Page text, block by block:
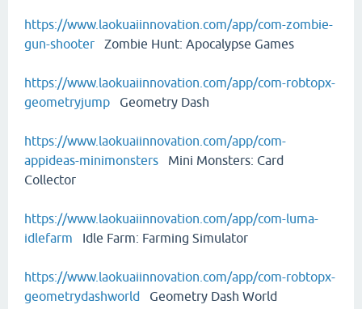
https://www.laokuaiinnovation.com/app/com-zombie-
gun-shooter Zombie Hunt: Apocalypse Games
https://www.laokuaiinnovation.com/app/com-robtopx-
geometryjump Geometry Dash
https://www.laokuaiinnovation.com/app/com-
appideas-minimonsters Mini Monsters: Card
Collector
https://www.laokuaiinnovation.com/app/com-luma-
idlefarm Idle Farm: Farming Simulator
https://www.laokuaiinnovation.com/app/com-robtopx-
geometrydashworld Geometry Dash World